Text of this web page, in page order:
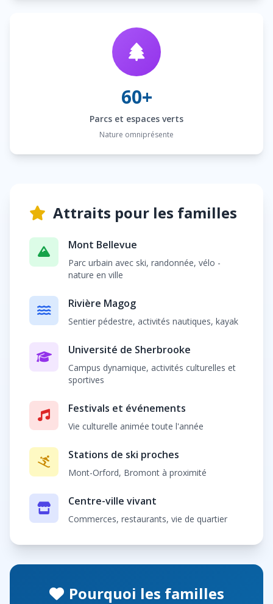
60+
Parcs et espaces verts
Nature omniprésente
Attraits pour les familles
Mont Bellevue
Parc urbain avec ski, randonnée, vélo -
nature en ville
Rivière Magog
Sentier pédestre, activités nautiques, kayak
Université de Sherbrooke
Campus dynamique, activités culturelles et
sportives
Festivals et événements
Vie culturelle animée toute l'année
Stations de ski proches
Mont-Orford, Bromont à proximité
Centre-ville vivant
Commerces, restaurants, vie de quartier
Pourquoi les familles